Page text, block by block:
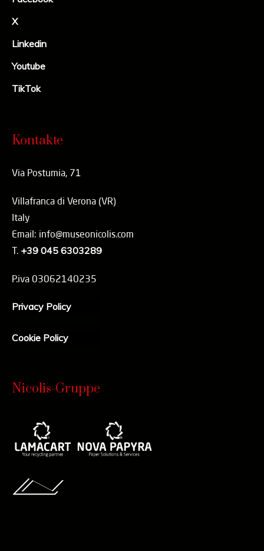
X
Linkedin
Youtube
TikTok
Kontakte
Via Postumia, 71
Villafranca di Verona (VR)
Italy
Email: info@museonicolis.com
T. +39 045 6303289
P.iva 03062140235
Privacy Policy
Cookie Policy
Nicolis-Gruppe